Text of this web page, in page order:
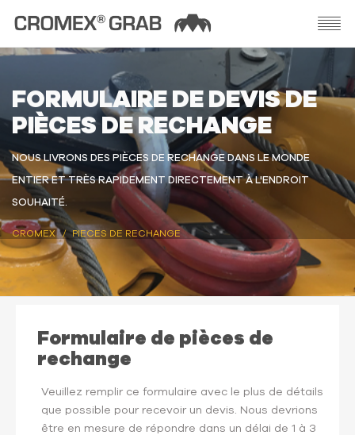
FORMULAIRE DE DEVIS DE
PIÈCES DE RECHANGE
NOUS LIVRONS DES PIÈCES DE RECHANGE DANS LE MONDE
ENTIER ET TRÈS RAPIDEMENT DIRECTEMENT À L'ENDROIT
SOUHAITÉ.
CROMEX PIECES DE RECHANGE
Formulaire de pièces de
rechange
Veuillez remplir ce formulaire avec le plus de détails
que possible pour recevoir un devis. Nous devrions
être en mesure de répondre dans un délai de 1 à 3